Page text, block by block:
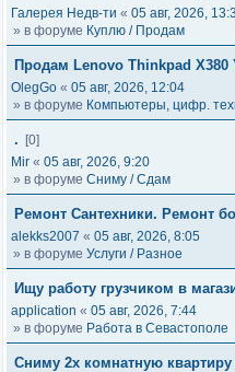
Галерея Недв-ти « 05 авг, 2026,
» в форуме Куплю / Продам
Продам Lenovo Thinkpad X380
OlegGo « 05 авг, 2026, 12:04
» в форуме Компьютеры, цифр.
.
[0]
Mir « 05 авг, 2026, 9:20
» в форуме Сниму / Сдам
Ремонт Сантехники. Ремонт
alekks2007 « 05 авг, 2026, 8:05
» в форуме Услуги / Разное
Ищу работу грузчиком в
application « 05 авг, 2026, 7:44
» в форуме Работа в Севастополе
Сниму 2х комнатную